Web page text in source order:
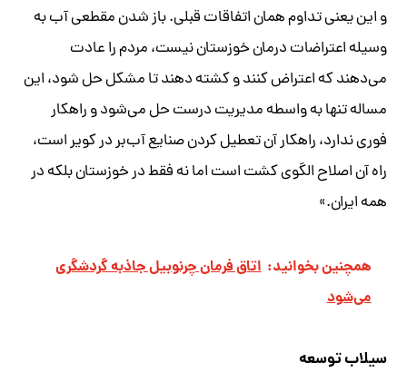
و این یعنی تداوم همان اتفاقات قبلی. باز شدن مقطعی آب به
وسیله اعتراضات درمان خوزستان نیست، مردم را عادت
می‌دهند که اعتراض کنند و کشته دهند تا مشکل حل شود، این
مساله تنها به واسطه مدیریت درست حل می‌شود و راهکار
فوری ندارد، راهکار آن تعطیل کردن صنایع آب‌بر در کویر است،
راه آن اصلاح الگوی کشت است اما نه فقط در خوزستان بلکه در
همه ایران.»
همچنین بخوانید: اتاق فرمان چرنوبیل جاذبه گردشگری
می‌شود
سیلاب توسعه